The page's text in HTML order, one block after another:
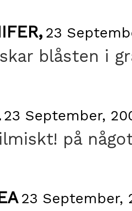
23
blåsten i
23 September,
på
23 September,